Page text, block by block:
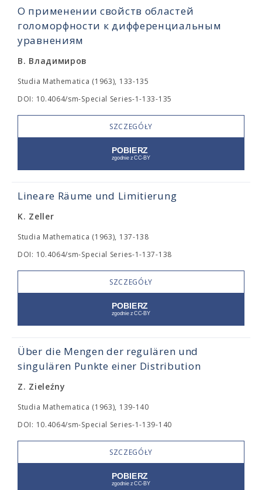
О применении свойств областей
голоморфности к дифференциальным
уравнениям
В. Владимиров
Studia Mathematica (1963), 133-135
DOI: 10.4064/sm-Special Series-1-133-135
SZCZEGÓŁY
Lineare Räume und Limitierung
K. Zeller
Studia Mathematica (1963), 137-138
DOI: 10.4064/sm-Special Series-1-137-138
SZCZEGÓŁY
Über die Mengen der regulären und
singulären Punkte einer Distribution
Z. Zieleźny
Studia Mathematica (1963), 139-140
DOI: 10.4064/sm-Special Series-1-139-140
SZCZEGÓŁY